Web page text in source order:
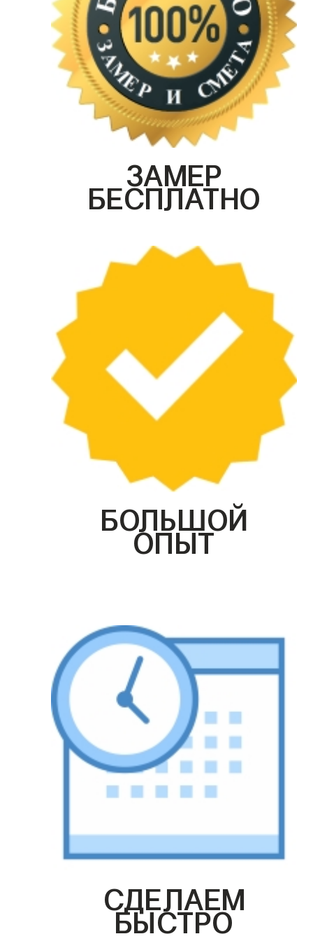
ЗАМЕР
БЕСПЛАТНО
БОЛЬШОЙ
ОПЫТ
СДЕЛАЕМ
БЫСТРО